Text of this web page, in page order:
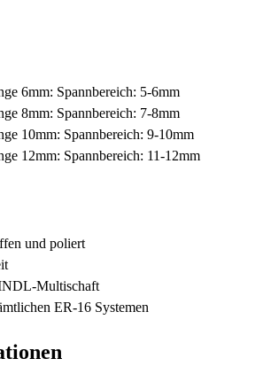
6mm: Spannbereich: 5-6mm
8mm: Spannbereich: 7-8mm
10mm: Spannbereich: 9-10mm
12mm: Spannbereich: 11-12mm
und poliert
Multischaft
ER-16 Systemen